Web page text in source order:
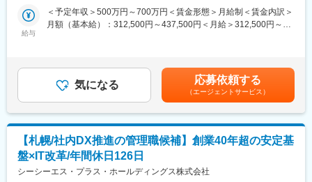
■働き方について：
・月平均残業時間は10時間程度、年間休日は126日、決算賞与は
変更の範囲：会社の定める業務
ます。
■ミッション
す。
また、分社化が進んでいるので経理システムの一元管理や各部門
との連携業務などにも従事して頂きます。
財務管理（メイン）：会計・税務業務管理、月次決算/年次決算、
予算管理等の業務全般、自社の財務状況分析、経営層への戦略提
案
経理：出納、現金出入金、税理士対応
給与
＜予定年収＞500万円～700万円＜賃金形態＞月給制＜賃金内訳＞
月額（基本給）：312,500円～437,500円＜月給＞312,500円～
支給中）・資格手当賃金はあくまでも目安の金額であり、選考を
通じて上下する可能性があります。月給(月額)は固定手当を含めた
気になる 応募依頼する
（エージェントサービス）
【札幌/社内DX推進の管理職候補】創業40年超の安定基
盤×IT改革/年間休日126日
シーシーエス・プラス・ホールディングス株式会社